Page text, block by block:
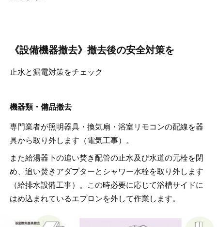
《設備機器撤去》撤去後の安全対策を
止水と漏電対策をチェック
機器類・備品撤去
専門業者が照明器具・換気扇・浴室リモコンの配線を器
具から取り外します（電気工事）。
また給湯器下の追い焚き配管の止水及び水道の元栓を閉
め、追い焚きアダプターとシャワー水栓を取り外します
（給排水設備工事）。この時必要に応じて浴槽サイドに
はめ込まれているエプロンを外して作業します。